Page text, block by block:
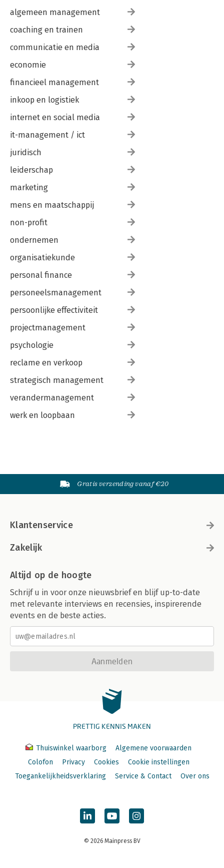
algemeen management
coaching en trainen
communicatie en media
economie
financieel management
inkoop en logistiek
internet en social media
it-management / ict
juridisch
leiderschap
marketing
mens en maatschappij
non-profit
ondernemen
organisatiekunde
personal finance
personeelsmanagement
persoonlijke effectiviteit
projectmanagement
psychologie
reclame en verkoop
strategisch management
verandermanagement
werk en loopbaan
Gratis verzending vanaf €20
Klantenservice
Zakelijk
Altijd op de hoogte
Schrijf u in voor onze nieuwsbrief en blijf up-to-date
met relevante interviews en recensies, inspirerende
events en de beste acties.
Aanmelden
PRETTIG KENNIS MAKEN
Thuiswinkel waarborg
Algemene voorwaarden
Colofon
Privacy Cookies
Cookie instellingen
Toegankelijkheidsverklaring
Service & Contact Over ons
© 2026 Mainpress BV